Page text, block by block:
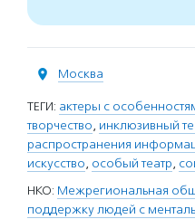
Москва
ТЕГИ: актеры с
творчество, инклюзивный
распространения
искусство, особый театр,
НКО: Межрегиональная
поддержку людей с